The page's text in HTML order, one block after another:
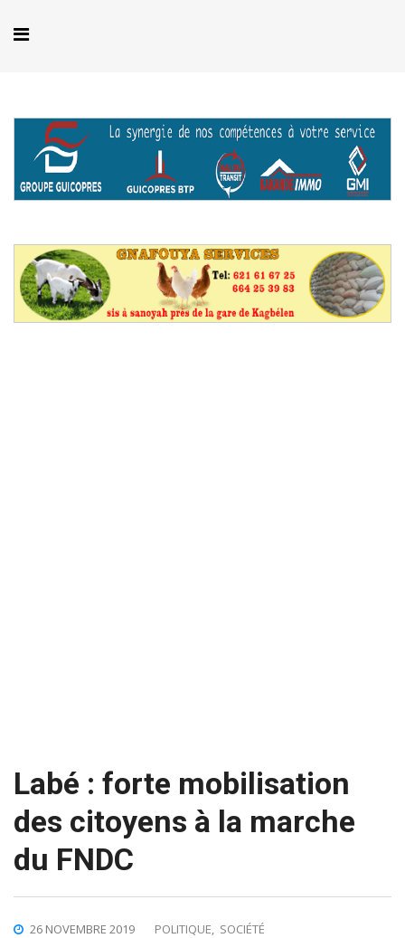
Labé : forte mobilisation
des citoyens à la marche
du FNDC
26 NOVEMBRE 2019 POLITIQUE, SOCIÉTÉ